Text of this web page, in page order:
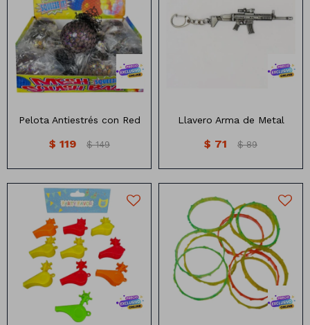
Pelota Antiestrés con Red
$ 119 $ 149
Llavero de Metal forma de
arma
Llavero Arma de Metal
$ 71 $ 89